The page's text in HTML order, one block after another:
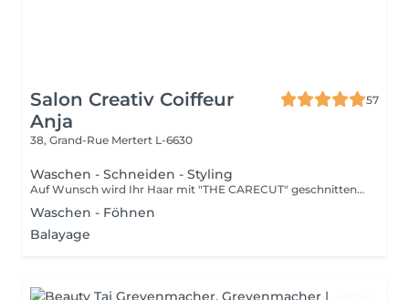
Salon Creativ Coiffeur
Anja
57
38, Grand-Rue Mertert L-6630
Waschen - Schneiden - Styling
Auf Wunsch wird Ihr Haar mit "THE CARECUT" geschnitten, Aufpreis: +10€ Informationsvideo "THE CARECUT" oben Video anklicken
Waschen - Föhnen
Balayage